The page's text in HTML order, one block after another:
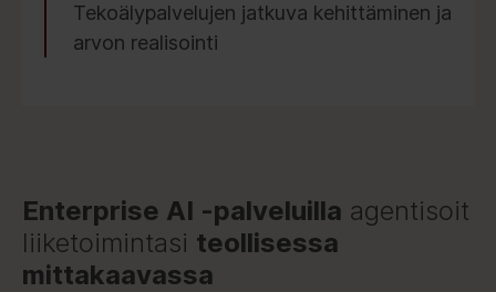
Tekoälypalvelujen jatkuva kehittäminen ja
arvon realisointi
Enterprise AI -palveluilla agentisoit
liiketoimintasi teollisessa
mittakaavassa